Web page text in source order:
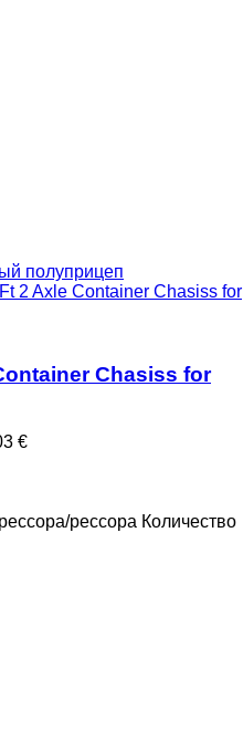
полуприцеп
2 Axle Container Chasiss for
Chasiss for
€
рессора/рессора Количество